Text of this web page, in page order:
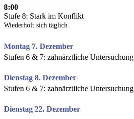
8:00
Stufe 8: Stark im Konflikt
Wiederholt sich täglich
Montag 7. Dezember
Stufen 6 & 7: zahnärztliche Untersuchung
Dienstag 8. Dezember
Stufen 6 & 7: zahnärztliche Untersuchung
Dienstag 22. Dezember